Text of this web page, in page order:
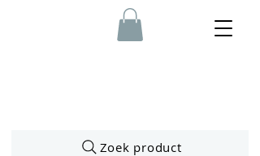
Zoek product